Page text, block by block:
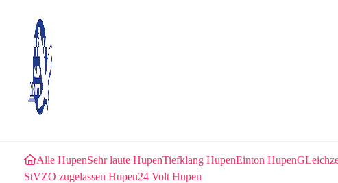
Alle HupenSehr laute HupenTiefklang HupenEinton Hupen
StVZO zugelassen Hupen24 Volt Hupen